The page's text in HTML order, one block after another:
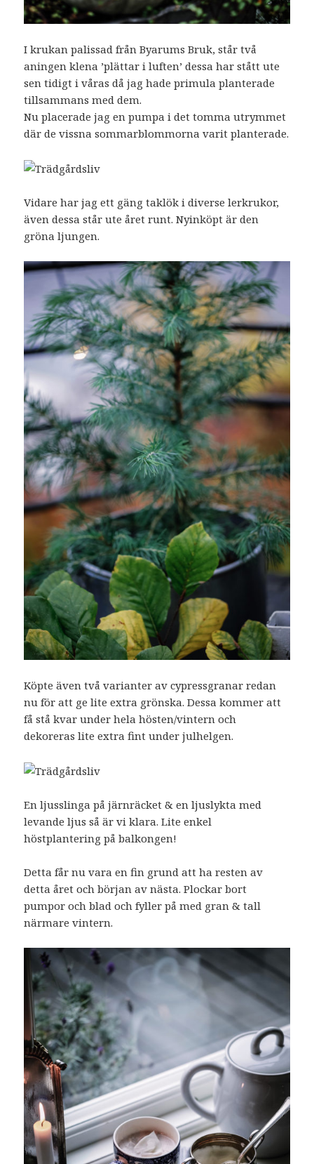
I krukan palissad från Byarums Bruk, står två
aningen klena ’plättar i luften’ dessa har stått ute
sen tidigt i våras då jag hade primula planterade
tillsammans med dem.
Nu placerade jag en pumpa i det tomma utrymmet
där de vissna sommarblommorna varit planterade.
Vidare har jag ett gäng taklök i diverse lerkrukor,
även dessa står ute året runt. Nyinköpt är den
gröna ljungen.
Köpte även två varianter av cypressgranar redan
nu för att ge lite extra grönska. Dessa kommer att
få stå kvar under hela hösten/vintern och
dekoreras lite extra fint under julhelgen.
En ljusslinga på järnräcket & en ljuslykta med
levande ljus så är vi klara. Lite enkel
höstplantering på balkongen!
Detta får nu vara en fin grund att ha resten av
detta året och början av nästa. Plockar bort
pumpor och blad och fyller på med gran & tall
närmare vintern.